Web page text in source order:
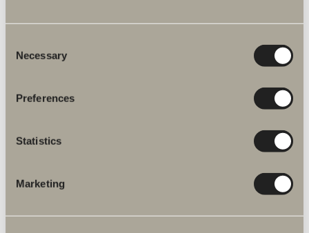
Selection
Necessary
Preferences
Statistics
Marketing
ammehanat